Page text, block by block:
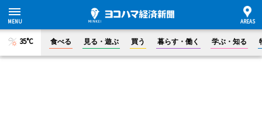
35°C 食べる 見る・遊ぶ 買う 暮らす・働く 学ぶ・知る